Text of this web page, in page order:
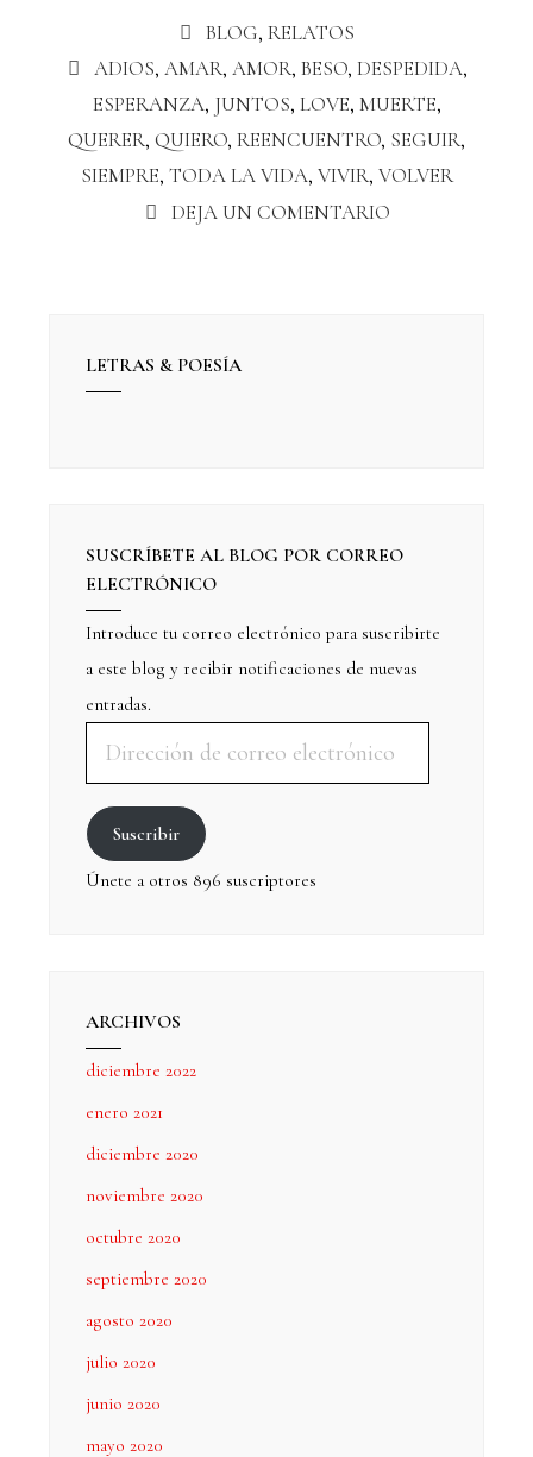
BLOG,RELATOS
ADIOS, AMAR, AMOR, BESO, DESPEDIDA,
ESPERANZA, JUNTOS, LOVE, MUERTE,
QUERER, QUIERO, REENCUENTRO, SEGUIR,
SIEMPRE, TODA LA VIDA, VIVIR, VOLVER
DEJA UN COMENTARIO
LETRAS & POESÍA
SUSCRÍBETE AL BLOG POR CORREO
ELECTRÓNICO
Introduce tu correo electrónico para suscribirte
a este blog y recibir notificaciones de nuevas
entradas.
Suscribir
Únete a otros 896 suscriptores
ARCHIVOS
diciembre 2022
enero 2021
diciembre 2020
noviembre 2020
octubre 2020
septiembre 2020
agosto 2020
julio 2020
junio 2020
mayo 2020